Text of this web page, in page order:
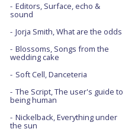
Editors, Surface, echo &
sound
Jorja Smith, What are the odds
Blossoms, Songs from the
wedding cake
Soft Cell, Danceteria
The Script, The user's guide to
being human
Nickelback, Everything under
the sun